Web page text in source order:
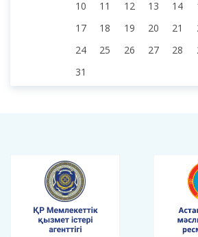
3
4 5 6 7
10
11 12 13 14
17
18 19 20 21
24